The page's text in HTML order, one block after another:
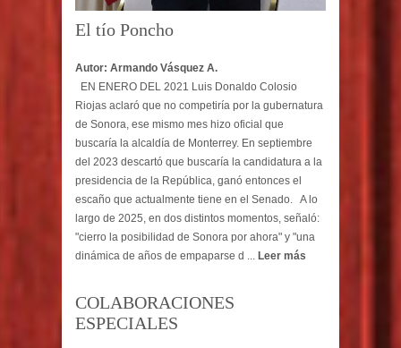
El tío Poncho
Autor: Armando Vásquez A.
EN ENERO DEL 2021 Luis Donaldo Colosio
Riojas aclaró que no competiría por la gubernatura
de Sonora, ese mismo mes hizo oficial que
buscaría la alcaldía de Monterrey. En septiembre
del 2023 descartó que buscaría la candidatura a la
presidencia de la República, ganó entonces el
escaño que actualmente tiene en el Senado. A lo
largo de 2025, en dos distintos momentos, señaló:
"cierro la posibilidad de Sonora por ahora" y "una
dinámica de años de empaparse d ... Leer más
COLABORACIONES
ESPECIALES